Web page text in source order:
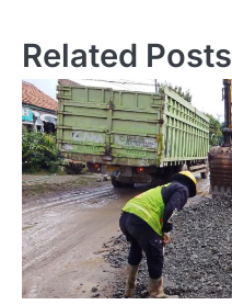
Related Posts